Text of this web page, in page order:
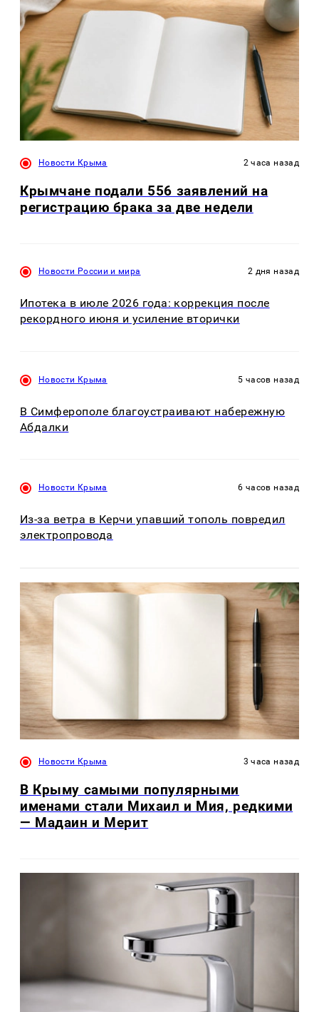
Новости Крыма 2 часа назад
Крымчане подали 556 заявлений на
регистрацию брака за две недели
Новости России и мира 2 дня назад
Ипотека в июле 2026 года: коррекция после
рекордного июня и усиление вторички
Новости Крыма 5 часов назад
В Симферополе благоустраивают набережную
Абдалки
Новости Крыма 6 часов назад
Из-за ветра в Керчи упавший тополь повредил
электропровода
Новости Крыма 3 часа назад
В Крыму самыми популярными
именами стали Михаил и Мия, редкими
— Мадаин и Мерит